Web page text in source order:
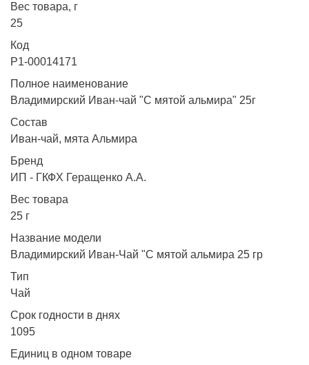
Вес товара, г
25
Код
Р1-00014171
Полное наименование
Владимирский Иван-чай "С мятой альмира" 25г
Состав
Иван-чай, мята Альмира
Бренд
ИП - ГКФХ Геращенко А.А.
Вес товара
25 г
Название модели
Владимирский Иван-Чай "С мятой альмира 25 гр
Тип
Чай
Срок годности в днях
1095
Единиц в одном товаре